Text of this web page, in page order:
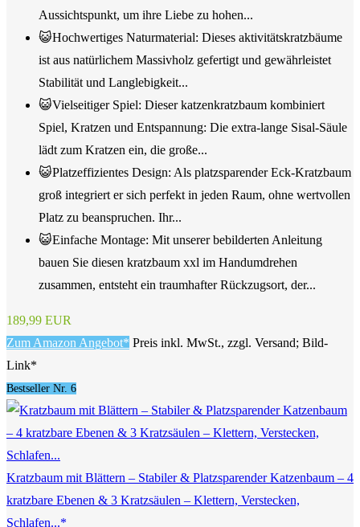
Aussichtspunkt, um ihre Liebe zu hohen...
😺Hochwertiges Naturmaterial: Dieses aktivitätskratzbäume
ist aus natürlichem Massivholz gefertigt und gewährleistet
Stabilität und Langlebigkeit...
😺Vielseitiger Spiel: Dieser katzenkratzbaum kombiniert
Spiel, Kratzen und Entspannung: Die extra-lange Sisal-Säule
lädt zum Kratzen ein, die große...
😺Platzeffizientes Design: Als platzsparender Eck-Kratzbaum
groß integriert er sich perfekt in jeden Raum, ohne wertvollen
Platz zu beanspruchen. Ihr...
😺Einfache Montage: Mit unserer bebilderten Anleitung
bauen Sie diesen kratzbaum xxl im Handumdrehen
zusammen, entsteht ein traumhafter Rückzugsort, der...
189,99 EUR
Zum Amazon Angebot* Preis inkl. MwSt., zzgl. Versand; Bild-
Link*
Bestseller Nr. 6
Kratzbaum mit Blättern – Stabiler & Platzsparender Katzenbaum – 4
kratzbare Ebenen & 3 Kratzsäulen – Klettern, Verstecken,
Schlafen...*